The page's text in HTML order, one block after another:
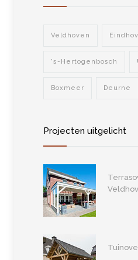
Veldhoven
's-Hertogenbosch
Boxmeer Deurne
Projecten uitgelicht